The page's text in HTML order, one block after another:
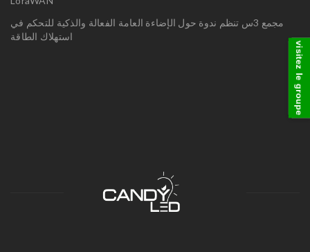
مجمع 3س تنظم ندوة حول الإضاءة العامة الفعالة والذكية للتحكم في
استهلاك الطاقة
visitez le groupe